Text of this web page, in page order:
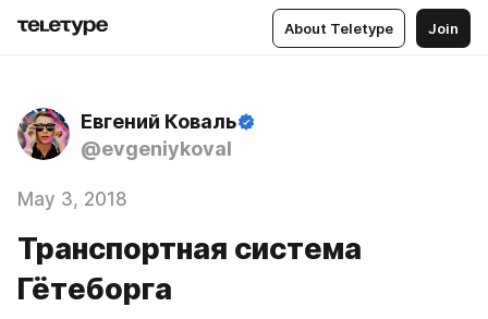
About Teletype Join
Евгений Коваль
@evgeniykoval
May 3, 2018
Транспортная система
Гётеборга